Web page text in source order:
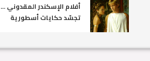
أفلام الإسكندر المقدوني …
تجسّد حكايات أسطورية